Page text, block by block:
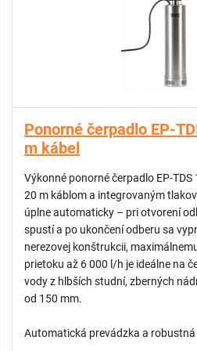
Plne automatická prevádzka bez
Integrovaná elektronická riadiaca
chod. Pri otvorení kohútika,
inštalácia žiadnej externej riadiacej
nádoby. Zabudovaná spätná
Robustná konštrukcia a
Čerpadlo kombinuje nerezové
ochrannými prvkami, ktoré
rokov. Zariadenie je kompletne
rizikám:
• Ochrana proti chodu nasucho:
pred prehriatím a elektrickým
Ponorné čerpadlo EP-
m kábel
Výkonné ponorné čerpadlo EP-
20 m káblom a integrovaným
úplne automaticky – pri otvorení
spustí a po ukončení odberu sa
nerezovej konštrukcii,
prietoku až 6 000 l/h je ideálne na
vody z hlbších studní, zberných
od 150 mm.
Automatická prevádzka a